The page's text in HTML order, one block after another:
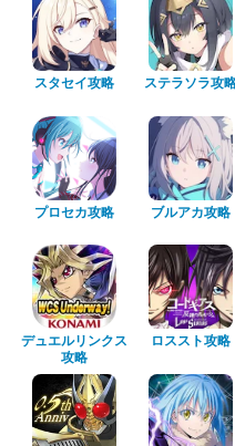
スタセイ攻略 ステラソラ攻
プロセカ攻略 ブルアカ攻略
デュエルリンクス
攻略
ロススト攻略